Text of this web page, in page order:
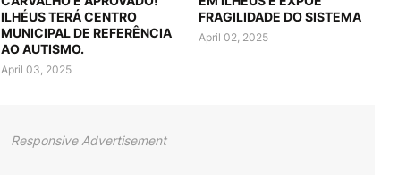
ILHÉUS TERÁ CENTRO
MUNICIPAL DE REFERÊNCIA
AO AUTISMO.
April 03, 2025
FRAGILIDADE DO SISTEMA
April 02, 2025
Responsive Advertisement